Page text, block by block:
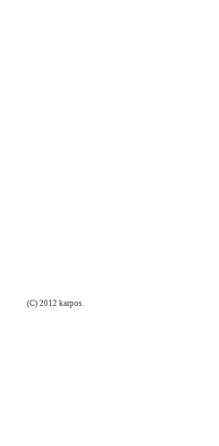
(C) 2012 karpos.